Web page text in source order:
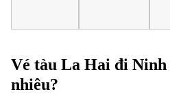
Vé tàu La Hai đi Ninh
nhiêu?